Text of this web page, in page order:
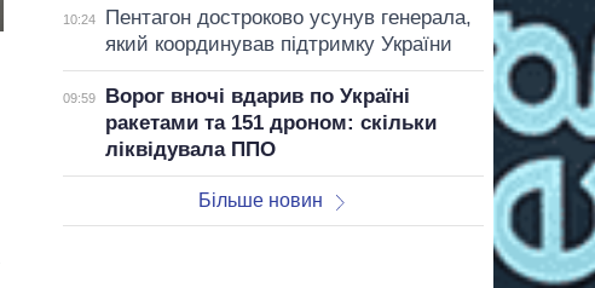
10:24
Пентагон достроково усунув генерала,
який координував підтримку України
09:59
Ворог вночі вдарив по Україні
ракетами та 151 дроном: скільки
ліквідувала ППО
Більше новин